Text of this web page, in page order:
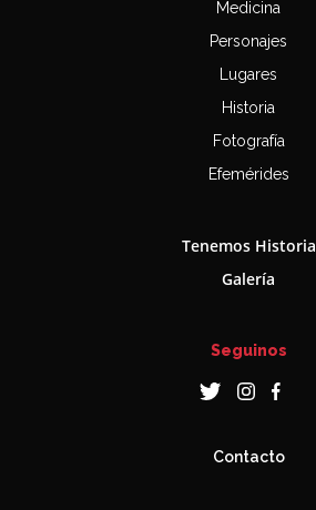
Medicina
Personajes
Lugares
Historia
Fotografía
Efemérides
Tenemos Historia
Galería
Seguinos
Contacto